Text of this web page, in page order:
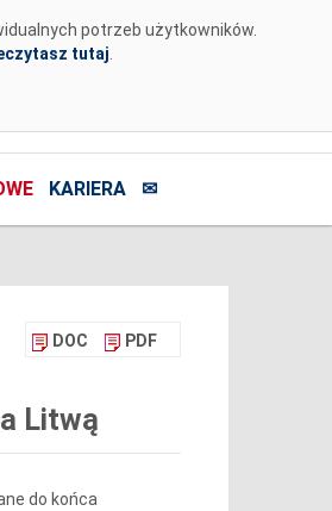
potrzeb użytkowników.
tutaj
KARIERA ✉
DOC PDF
Litwą
do końca